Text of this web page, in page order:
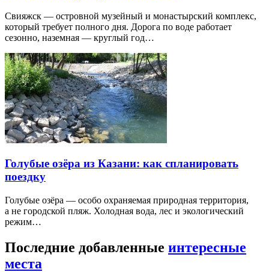
Свияжск — островной музейный и монастырский комплекс,
который требует полного дня. Дорога по воде работает
сезонно, наземная — круглый год…
Голубые озёра из Казани: как спланировать
поездку
Голубые озёра — особо охраняемая природная территория,
а не городской пляж. Холодная вода, лес и экологический
режим…
Последние добавленные интересные
места